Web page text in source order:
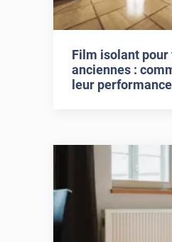
Film isolant
anciennes :
leur